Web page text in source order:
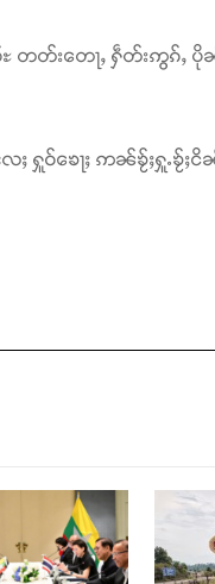
ဝ်ႊ တတ်းတေႃႇ ႁဵတ်းဢွၵ်ႇ
ႄႈ ႁူဝ်ၶေႃႈ ဢၼ်ၶႂ်ႈႁူႉၶႂ်ႈငိ